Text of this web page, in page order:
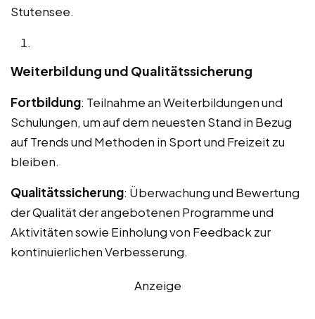
Stutensee.
Weiterbildung und Qualitätssicherung
Fortbildung: Teilnahme an Weiterbildungen und
Schulungen, um auf dem neuesten Stand in Bezug
auf Trends und Methoden in Sport und Freizeit zu
bleiben.
Qualitätssicherung: Überwachung und Bewertung
der Qualität der angebotenen Programme und
Aktivitäten sowie Einholung von Feedback zur
kontinuierlichen Verbesserung.
Anzeige